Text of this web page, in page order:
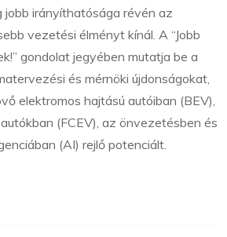
jobb irányíthatósága révén az
vezetési élményt kínál. A “Jobb
gondolat jegyében mutatja be a
és mérnöki újdonságokat,
elektromos hajtású autóiban (BEV),
(FCEV), az önvezetésben és
(AI) rejlő potenciált.